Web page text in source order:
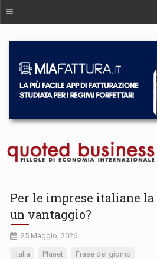
Per le imprese italiane
un vantaggio?
25 Maggio, 2026
Italia Planet Frase del giorno